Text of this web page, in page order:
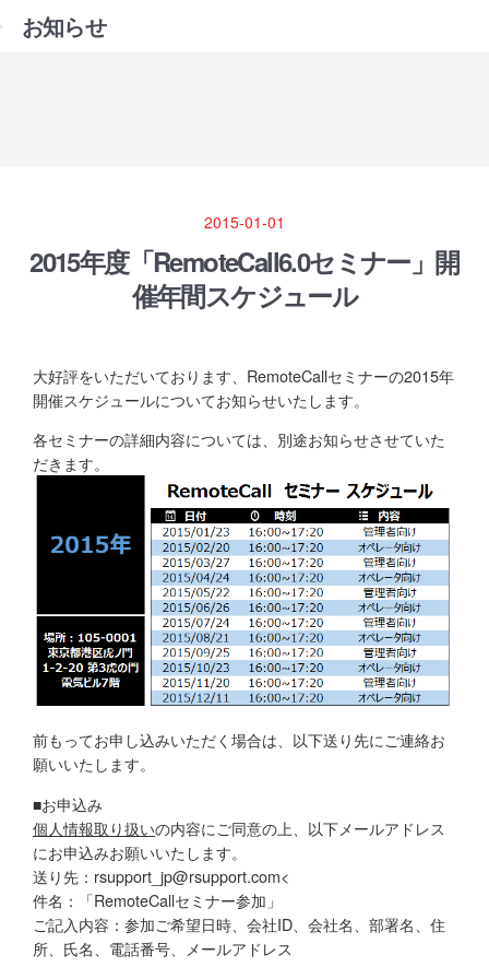
お知らせ
2015-01-01
2015年度「RemoteCall6.0セミナー」開
催年間スケジュール
大好評をいただいております、RemoteCallセミナーの2015年
開催スケジュールについてお知らせいたします。
各セミナーの詳細内容については、別途お知らせさせていた
だきます。
前もってお申し込みいただく場合は、以下送り先にご連絡お
願いいたします。
■お申込み
個人情報取り扱いの内容にご同意の上、以下メールアドレス
にお申込みお願いいたします。
送り先：rsupport_jp@rsupport.com<
件名：「RemoteCallセミナー参加」
ご記入内容：参加ご希望日時、会社ID、会社名、部署名、住
所、氏名、電話番号、メールアドレス